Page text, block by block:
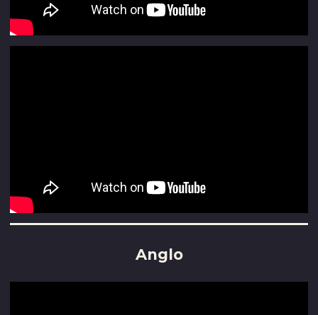
Anglo